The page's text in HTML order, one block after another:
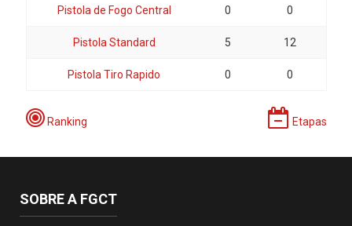
Pistola de Fogo Central 0 0
Pistola Standard 5 12
Pistola Tiro Rapido 0 0
Ranking Etapas
SOBRE A FGCT